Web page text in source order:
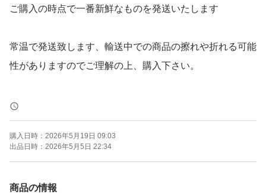
ご購入の時点で一番新鮮なものを発送いたします
常温で発送致します、輸送中での商品の擦れや折れる可能
性がありますのでご理解の上、購入下さい。
郵便受け取ってから早めに冷蔵庫に保管をお願いします。
配送時のトラブルに関してのクレーム、悪評価は受け付け
ておりません。返品やキャンセルはできませんので、ご理
購入日時： 2026年5月19日 09:03
出品日時： 2026年5月5日 22:34
商品の情報